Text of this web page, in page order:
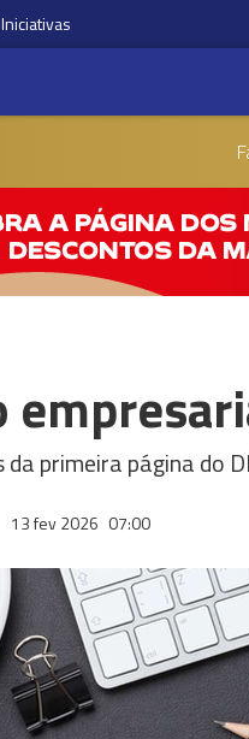
Iniciativas
primeira página do
13 fev 2026 07:00